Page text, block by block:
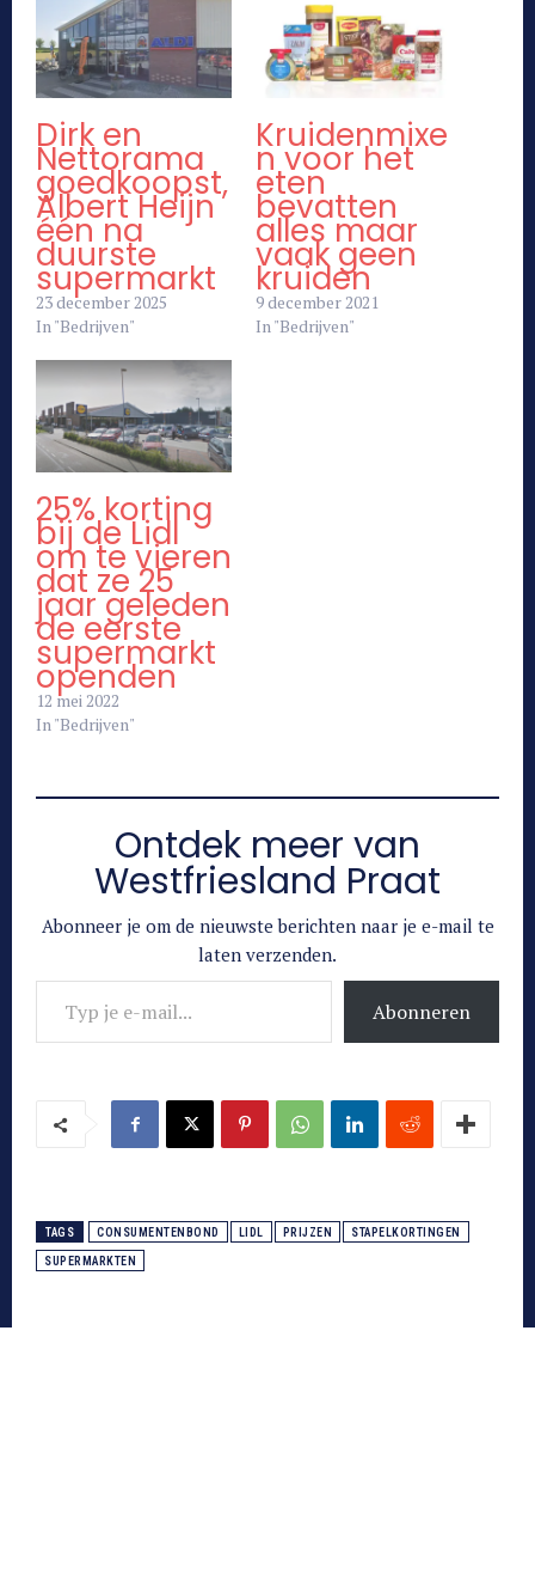
Dirk en
Nettorama
goedkoopst,
Albert Heijn
één na
duurste
supermarkt
23 december 2025
In "Bedrijven"
Kruidenmixe
n voor het
eten
bevatten
alles maar
vaak geen
kruiden
9 december 2021
In "Bedrijven"
25% korting
bij de Lidl
om te vieren
dat ze 25
jaar geleden
de eerste
supermarkt
openden
12 mei 2022
In "Bedrijven"
Ontdek meer van
Westfriesland Praat
Abonneer je om de nieuwste berichten naar je e-mail te
laten verzenden.
Typ je e-mail...
Abonneren
TAGS CONSUMENTENBOND LIDL PRIJZEN STAPELKORTINGEN
SUPERMARKTEN